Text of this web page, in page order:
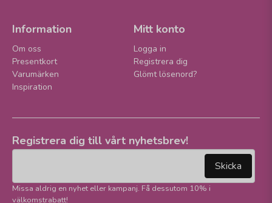
Information
Om oss
Presentkort
Varumärken
Inspiration
Mitt konto
Logga in
Registrera dig
Glömt lösenord?
Registrera dig till vårt nyhetsbrev!
Skicka
Missa aldrig en nyhet eller kampanj. Få dessutom 10% i
välkomstrabatt!